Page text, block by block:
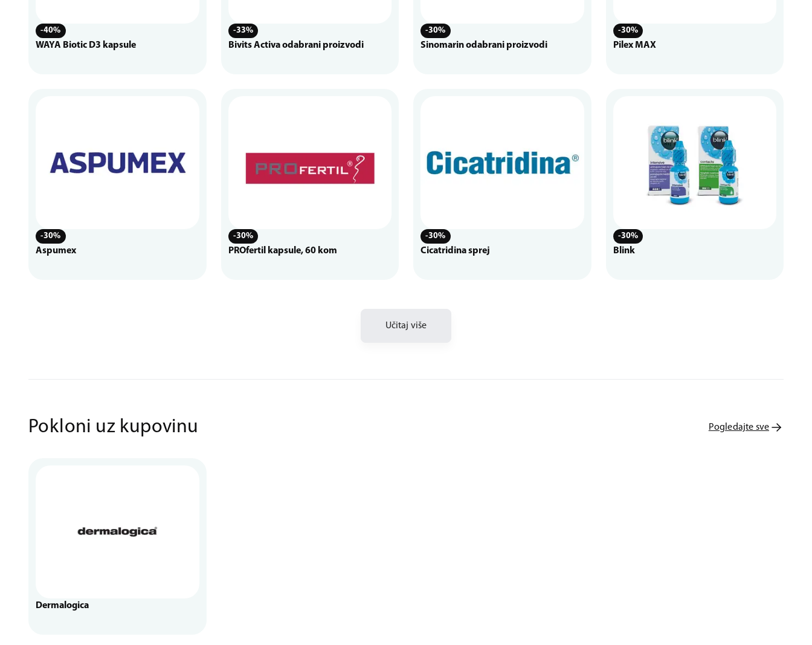
-40%
WAYA Biotic D3 kapsule
-33%
Bivits Activa odabrani proizvodi
-30%
Sinomarin odabrani proizvodi
-30%
Pilex MAX
-30%
Aspumex
-30%
PROfertil kapsule, 60 kom
-30%
Cicatridina sprej
-30%
Blink
Učitaj više
Pokloni uz kupovinu Pogledajte sve
Dermalogica